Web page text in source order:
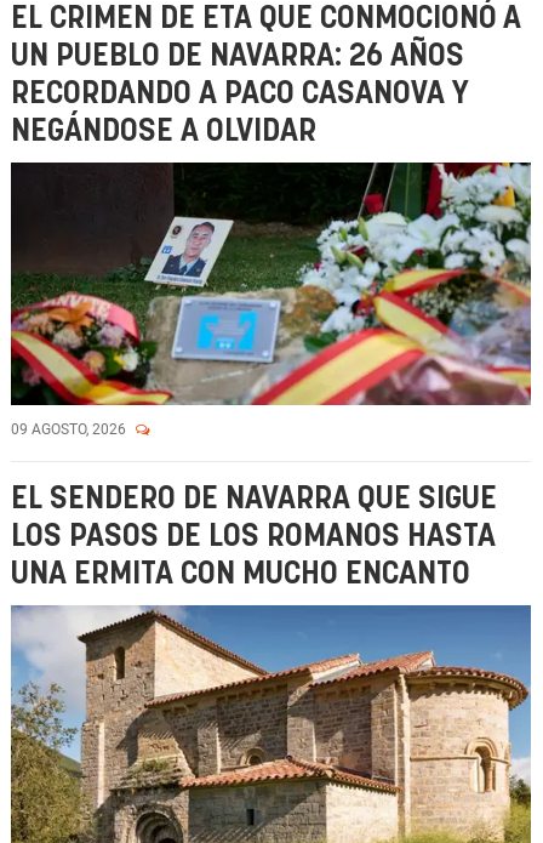
EL CRIMEN DE ETA QUE CONMOCIONÓ A
UN PUEBLO DE NAVARRA: 26 AÑOS
RECORDANDO A PACO CASANOVA Y
NEGÁNDOSE A OLVIDAR
09 AGOSTO, 2026
EL SENDERO DE NAVARRA QUE SIGUE
LOS PASOS DE LOS ROMANOS HASTA
UNA ERMITA CON MUCHO ENCANTO